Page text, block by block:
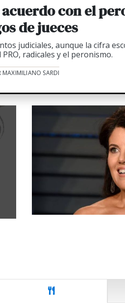
con el
de jueces
judiciales, aunque la cifra
radicales y el peronismo.
MAXIMILIANO SARDI